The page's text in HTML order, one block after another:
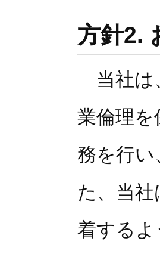
方針2.
当社は
業倫理を
務を行
た、当
着する